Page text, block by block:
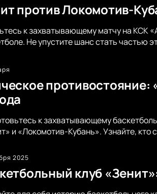
против Локомотив-
к захватывающему матчу на КСК
Не упустите шанс стать частью
противостояние:
к захватывающему
и «Локомотив-Кубань». Узнайте, кто
2025
клуб